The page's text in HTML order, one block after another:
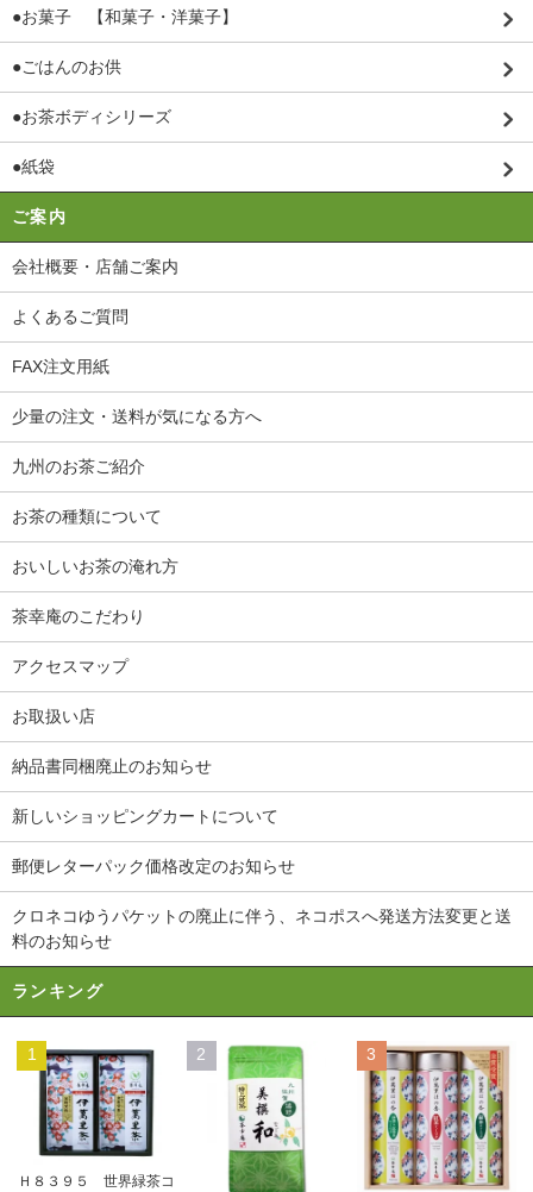
●お菓子 【和菓子・洋菓子】
●ごはんのお供
●お茶ボディシリーズ
●紙袋
ご案内
会社概要・店舗ご案内
よくあるご質問
FAX注文用紙
少量の注文・送料が気になる方へ
九州のお茶ご紹介
お茶の種類について
おいしいお茶の淹れ方
茶幸庵のこだわり
アクセスマップ
お取扱い店
納品書同梱廃止のお知らせ
新しいショッピングカートについて
郵便レターパック価格改定のお知らせ
クロネコゆうパケットの廃止に伴う、ネコポスへ発送方法変更と送
料のお知らせ
ランキング
1
Ｈ８３９５ 世界緑茶コ
2 3